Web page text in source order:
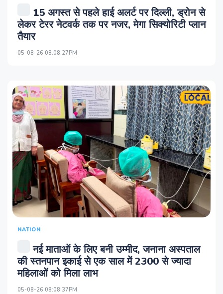
15 अगस्त से पहले हाई अलर्ट पर दिल्ली, ड्रोन से
लेकर टेरर नेटवर्क तक पर नजर, मेगा सिक्योरिटी प्लान
तैयार
05-08-26 08:08:27PM
NATION
नई माताओं के लिए बनी उम्मीद, जनाना अस्पताल
की स्तनपान इकाई से एक साल में 2300 से ज्यादा
महिलाओं को मिला लाभ
05-08-26 08:08:37PM